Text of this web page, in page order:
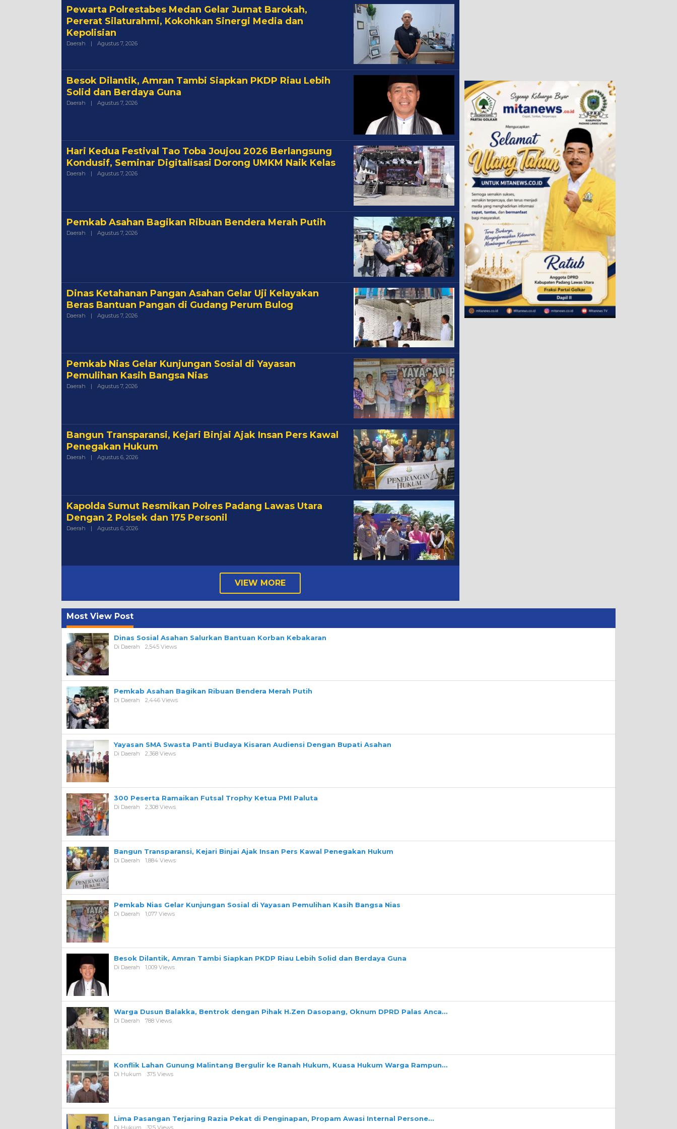
Pewarta Polrestabes Medan Gelar Jumat Barokah,
Pererat Silaturahmi, Kokohkan Sinergi Media dan
Kepolisian
Daerah | Agustus 7, 2026Oleh
Besok Dilantik, Amran Tambi Siapkan PKDP Riau Lebih
Solid dan Berdaya Guna
Daerah | Agustus 7, 2026Oleh
Hari Kedua Festival Tao Toba Joujou 2026 Berlangsung
Kondusif, Seminar Digitalisasi Dorong UMKM Naik Kelas
Daerah | Agustus 7, 2026Oleh
Pemkab Asahan Bagikan Ribuan Bendera Merah Putih
Daerah | Agustus 7, 2026Oleh
Dinas Ketahanan Pangan Asahan Gelar Uji Kelayakan
Beras Bantuan Pangan di Gudang Perum Bulog
Daerah | Agustus 7, 2026Oleh
Pemkab Nias Gelar Kunjungan Sosial di Yayasan
Pemulihan Kasih Bangsa Nias
Daerah | Agustus 7, 2026Oleh
Bangun Transparansi, Kejari Binjai Ajak Insan Pers Kawal
Penegakan Hukum
Daerah | Agustus 6, 2026Oleh
Kapolda Sumut Resmikan Polres Padang Lawas Utara
Dengan 2 Polsek dan 175 Personil
Daerah | Agustus 6, 2026Oleh
VIEW MORE
Most View Post
Dinas Sosial Asahan Salurkan Bantuan Korban Kebakaran
Di Daerah 2,545 Views
Pemkab Asahan Bagikan Ribuan Bendera Merah Putih
Di Daerah 2,446 Views
Yayasan SMA Swasta Panti Budaya Kisaran Audiensi Dengan Bupati Asahan
Di Daerah 2,368 Views
300 Peserta Ramaikan Futsal Trophy Ketua PMI Paluta
Di Daerah 2,308 Views
Bangun Transparansi, Kejari Binjai Ajak Insan Pers Kawal Penegakan Hukum
Di Daerah 1,884 Views
Pemkab Nias Gelar Kunjungan Sosial di Yayasan Pemulihan Kasih Bangsa Nias
Di Daerah 1,077 Views
Besok Dilantik, Amran Tambi Siapkan PKDP Riau Lebih Solid dan Berdaya Guna
Di Daerah 1,009 Views
Warga Dusun Balakka, Bentrok dengan Pihak H.Zen Dasopang, Oknum DPRD Palas Anca…
Di Daerah 788 Views
Konflik Lahan Gunung Malintang Bergulir ke Ranah Hukum, Kuasa Hukum Warga Rampun…
Di Hukum 375 Views
Lima Pasangan Terjaring Razia Pekat di Penginapan, Propam Awasi Internal Persone…